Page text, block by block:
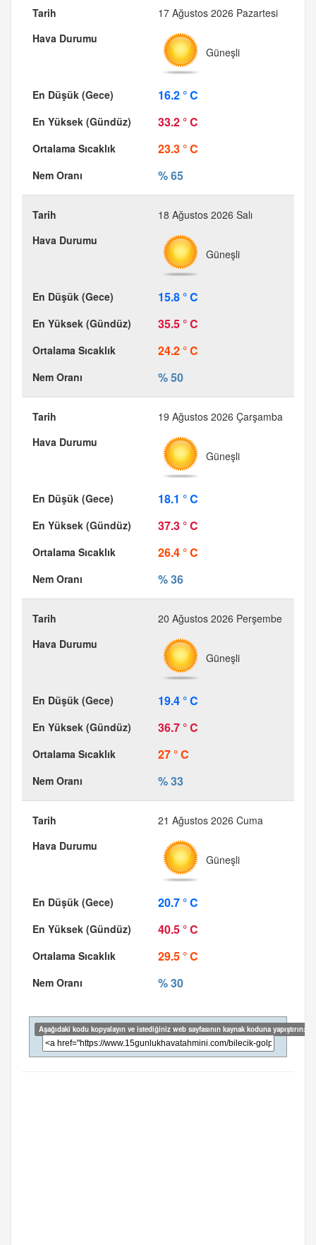
17 Ağustos 2026 Pazartesi
Güneşli
16.2 ° C
33.2 ° C
23.3 ° C
% 65
18 Ağustos 2026 Salı
Güneşli
15.8 ° C
35.5 ° C
24.2 ° C
% 50
19 Ağustos 2026 Çarşamba
Güneşli
18.1 ° C
37.3 ° C
26.4 ° C
% 36
20 Ağustos 2026 Perşembe
Güneşli
19.4 ° C
36.7 ° C
27 ° C
% 33
21 Ağustos 2026 Cuma
Güneşli
20.7 ° C
40.5 ° C
29.5 ° C
% 30
Aşağıdaki kodu kopyalayın ve istediğiniz web sayfasının kaynak koduna yapıştırın: